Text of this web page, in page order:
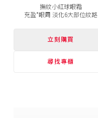
撫紋小紅球眼霜
充盈*眼周 淡化6大部位紋路
立刻購買
尋找專櫃